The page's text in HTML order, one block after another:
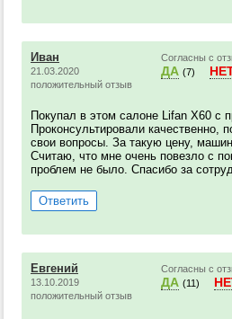
Иван
21.03.2020
положительный отзыв
Согласны с
ДА (7)
Покупал в этом салоне Lifan X60 с
Проконсультировали качественно,
свои вопросы. За такую цену,
Считаю, что мне очень повезло с
проблем не было. Спасибо за
Ответить
Евгений
13.10.2019
положительный отзыв
Согласны с
ДА (11)